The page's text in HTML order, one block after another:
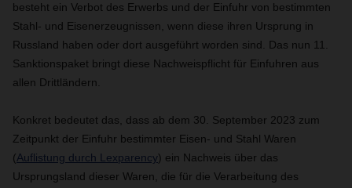
besteht ein Verbot des Erwerbs und der Einfuhr von bestimmten
Stahl- und Eisenerzeugnissen, wenn diese ihren Ursprung in
Russland haben oder dort ausgeführt worden sind. Das nun 11.
Sanktionspaket bringt diese Nachweispflicht für Einfuhren aus
allen Drittländern.
Konkret bedeutet das, dass ab dem 30. September 2023 zum
Zeitpunkt der Einfuhr bestimmter Eisen- und Stahl Waren
(Auflistung durch Lexparency) ein Nachweis über das
Ursprungsland dieser Waren, die für die Verarbeitung des